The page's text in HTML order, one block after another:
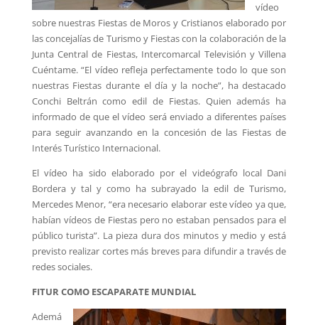
vídeo
sobre nuestras Fiestas de Moros y Cristianos elaborado por
las concejalías de Turismo y Fiestas con la colaboración de la
Junta Central de Fiestas, Intercomarcal Televisión y Villena
Cuéntame. “El vídeo refleja perfectamente todo lo que son
nuestras Fiestas durante el día y la noche”, ha destacado
Conchi Beltrán como edil de Fiestas. Quien además ha
informado de que el vídeo será enviado a diferentes países
para seguir avanzando en la concesión de las Fiestas de
Interés Turístico Internacional.
El vídeo ha sido elaborado por el videógrafo local Dani
Bordera y tal y como ha subrayado la edil de Turismo,
Mercedes Menor, “era necesario elaborar este vídeo ya que,
habían vídeos de Fiestas pero no estaban pensados para el
público turista”. La pieza dura dos minutos y medio y está
previsto realizar cortes más breves para difundir a través de
redes sociales.
FITUR COMO ESCAPARATE MUNDIAL
Ademá